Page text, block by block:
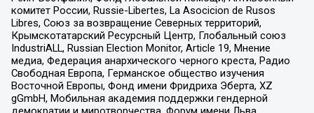
комитет России, Russie-Libertes, La Asocicion de Rusos
Libres, Союз за возвращение Северных территорий,
Крымскотатарский Ресурсный Центр, Глобальный союз
IndustriALL, Russian Election Monitor, Article 19, Мнение
медиа, Федерация анархического черного креста, Радио
Свободная Европа, Германское общество изучения
Восточной Европы, Фонд имени Фридриха Эберта, XZ
gGmbH, Мобильная академия поддержки гендерной